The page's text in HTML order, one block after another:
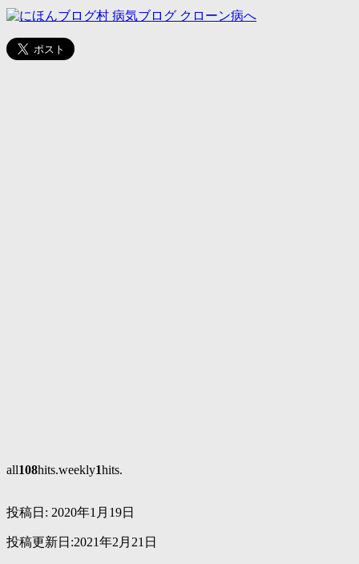
all108hits.weekly1hits.
投稿日: 2020年1月19日
投稿更新日:2021年2月21日